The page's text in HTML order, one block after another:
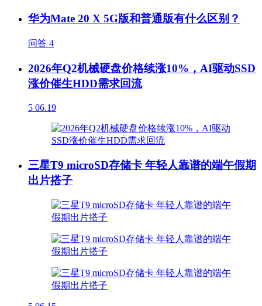
华为Mate 20 X 5G版和普通版有什么区别？
问答 4
2026年Q2机械硬盘价格续涨10%，AI驱动SSD
涨价催生HDD需求回流
5 06.19
三星T9 microSD存储卡 年轻人靠谱的端午假期
出片搭子